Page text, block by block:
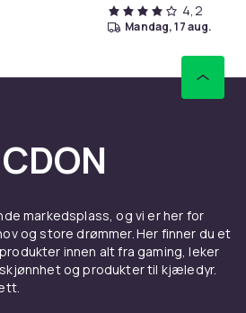
4,2
mandag, 17 aug.
markedsplass, og vi er her for
og store drømmer. Her finner du et
innen alt fra gaming, leker
og produkter til kjæledyr.